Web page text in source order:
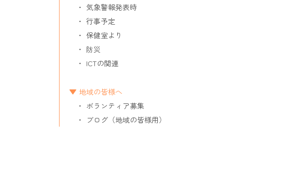
気象警報発表時
行事予定
保健室より
防災
ICTの関連
地域の皆様へ
ボランティア募集
ブログ（地域の皆様用）